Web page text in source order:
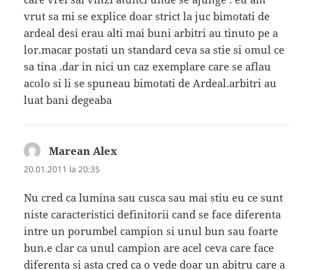
vrut sa mi se explice doar strict la juc bimotati de
ardeal desi erau alti mai buni arbitri au tinuto pe a
lor.macar postati un standard ceva sa stie si omul ce
sa tina .dar in nici un caz exemplare care se aflau
acolo si li se spuneau bimotati de Ardeal.arbitri au
luat bani degeaba
Marean Alex
20.01.2011 la 20:35
Nu cred ca lumina sau cusca sau mai stiu eu ce sunt
niste caracteristici definitorii cand se face diferenta
intre un porumbel campion si unul bun sau foarte
bun.e clar ca unul campion are acel ceva care face
diferenta si asta cred ca o vede doar un abitru care a